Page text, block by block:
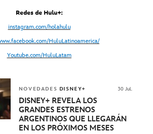
Redes de Hulu+:
instagram.com/holahulu
HuluLatinoamerica/
Youtube.com/HuluLatam
NOVEDADES DISNEY+ 30 Jul.
DISNEY+ REVELA LOS
GRANDES ESTRENOS
ARGENTINOS QUE LLEGARÁN
EN LOS PRÓXIMOS MESES